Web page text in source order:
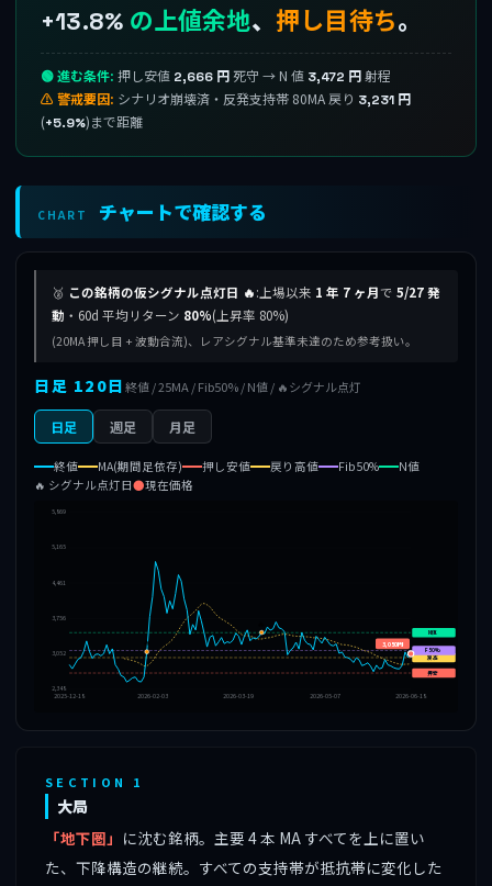
+13.8% の上値余地、 押し目待ち。
🟢 進む条件: 押し安値 2,666 円 死守 → N 値 3,472 円 射程
⚠ 警戒要因: シナリオ崩壊済・反発支持帯 80MA 戻り 3,231 円
(+5.9%)まで距離
CHART チャートで確認する
🥈 この銘柄の仮シグナル点灯日 🔥:上場以来 1 年 7 ヶ月で 5/27 発
動 ・60d 平均リターン 80%(上昇率 80%)
(20MA 押し目 + 波動合流)、レアシグナル基準未達のため参考扱い。
日足 120日終値 / 25MA / Fib50% / N値 / 🔥シグナル点灯
日足 週足 月足
終値 MA(期間足依存) 押し安値 戻り高値 Fib50%
N値
🔥 シグナル点灯日●現在価格
5,869
5,165
4,461
3,756
3,052
2,348
2025-12-18
2026-02-03 2026-03-19 2026-05-07 2026-06-18
押安
戻高
F50%
N値
🔥 3,050円
SECTION 1
大局
「地下圏」 に沈む銘柄。主要 4 本 MA すべてを上に置い
た、下降構造の継続。すべての支持帯が抵抗帯に変化した